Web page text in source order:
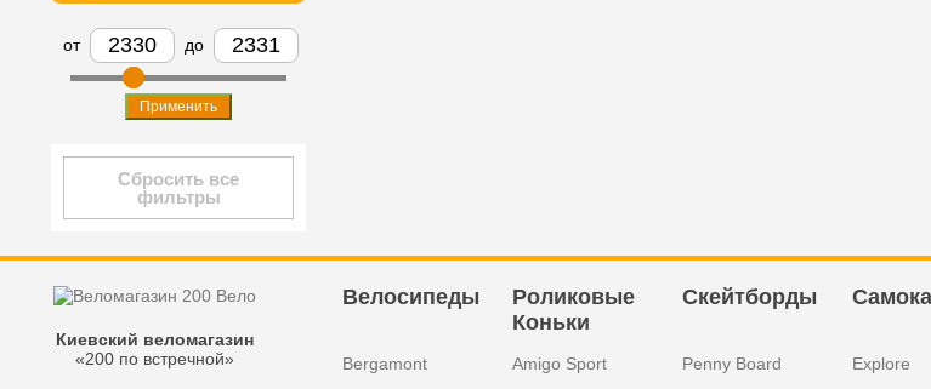
от до
Применить
Сбросить все
фильтры
Киевский веломагазин
«200 по встречной»
Велосипеды
Bergamont
Роликовые
Коньки
Amigo Sport
Скейтборды
Penny Board
Explore